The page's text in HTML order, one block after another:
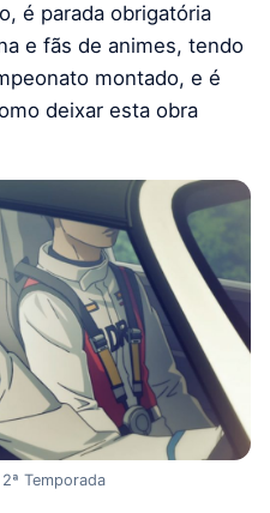
é parada obrigatória
e fãs de animes, tendo
montado, e é
deixar esta obra
Temporada